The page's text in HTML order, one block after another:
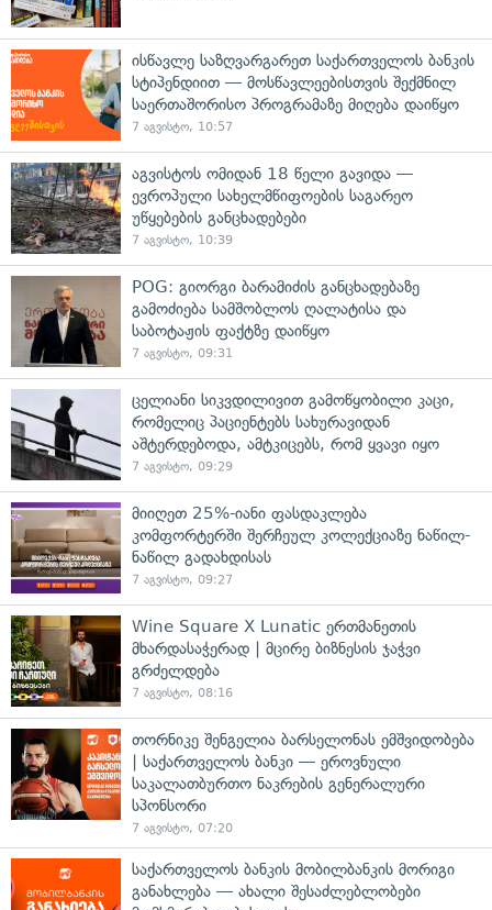
ისწავლე საზღვარგარეთ საქართველოს ბანკის
სტიპენდიით — მოსწავლეებისთვის შექმნილ
საერთაშორისო პროგრამაზე მიღება დაიწყო
7 აგვისტო, 10:57
აგვისტოს ომიდან 18 წელი გავიდა —
ევროპული სახელმწიფოების საგარეო
უწყებების განცხადებები
7 აგვისტო, 10:39
POG: გიორგი ბარამიძის განცხადებაზე
გამოძიება სამშობლოს ღალატისა და
საბოტაჟის ფაქტზე დაიწყო
7 აგვისტო, 09:31
ცელიანი სიკვდილივით გამოწყობილი კაცი,
რომელიც პაციენტებს სახურავიდან
აშტერდებოდა, ამტკიცებს, რომ ყვავი იყო
7 აგვისტო, 09:29
მიიღეთ 25%-იანი ფასდაკლება
კომფორტერში შერჩეულ კოლექციაზე ნაწილ-
ნაწილ გადახდისას
7 აგვისტო, 09:27
Wine Square X Lunatic ერთმანეთის
მხარდასაჭერად | მცირე ბიზნესის ჯაჭვი
გრძელდება
7 აგვისტო, 08:16
თორნიკე შენგელია ბარსელონას ემშვიდობება
| საქართველოს ბანკი — ეროვნული
საკალათბურთო ნაკრების გენერალური
სპონსორი
7 აგვისტო, 07:20
საქართველოს ბანკის მობილბანკის მორიგი
განახლება — ახალი შესაძლებლობები